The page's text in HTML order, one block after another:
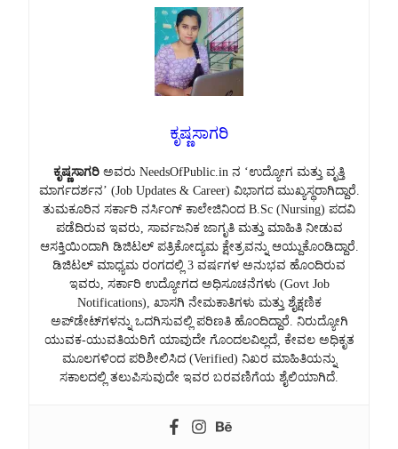
ಕೃಷ್ಣಸಾಗರಿ
ಕೃಷ್ಣಸಾಗರಿ ಅವರು NeedsOfPublic.in ನ ‘ಉದ್ಯೋಗ ಮತ್ತು ವೃತ್ತಿ
ಮಾರ್ಗದರ್ಶನ’ (Job Updates & Career) ವಿಭಾಗದ ಮುಖ್ಯಸ್ಥರಾಗಿದ್ದಾರೆ.
ತುಮಕೂರಿನ ಸರ್ಕಾರಿ ನರ್ಸಿಂಗ್ ಕಾಲೇಜಿನಿಂದ B.Sc (Nursing) ಪದವಿ
ಪಡೆದಿರುವ ಇವರು, ಸಾರ್ವಜನಿಕ ಜಾಗೃತಿ ಮತ್ತು ಮಾಹಿತಿ ನೀಡುವ
ಆಸಕ್ತಿಯಿಂದಾಗಿ ಡಿಜಿಟಲ್ ಪತ್ರಿಕೋದ್ಯಮ ಕ್ಷೇತ್ರವನ್ನು ಆಯ್ದುಕೊಂಡಿದ್ದಾರೆ.
ಡಿಜಿಟಲ್ ಮಾಧ್ಯಮ ರಂಗದಲ್ಲಿ 3 ವರ್ಷಗಳ ಅನುಭವ ಹೊಂದಿರುವ
ಇವರು, ಸರ್ಕಾರಿ ಉದ್ಯೋಗದ ಅಧಿಸೂಚನೆಗಳು (Govt Job
Notifications), ಖಾಸಗಿ ನೇಮಕಾತಿಗಳು ಮತ್ತು ಶೈಕ್ಷಣಿಕ
ಅಪ್‌ಡೇಟ್‌ಗಳನ್ನು ಒದಗಿಸುವಲ್ಲಿ ಪರಿಣತಿ ಹೊಂದಿದ್ದಾರೆ. ನಿರುದ್ಯೋಗಿ
ಯುವಕ-ಯುವತಿಯರಿಗೆ ಯಾವುದೇ ಗೊಂದಲವಿಲ್ಲದೆ, ಕೇವಲ ಅಧಿಕೃತ
ಮೂಲಗಳಿಂದ ಪರಿಶೀಲಿಸಿದ (Verified) ನಿಖರ ಮಾಹಿತಿಯನ್ನು
ಸಕಾಲದಲ್ಲಿ ತಲುಪಿಸುವುದೇ ಇವರ ಬರವಣಿಗೆಯ ಶೈಲಿಯಾಗಿದೆ.